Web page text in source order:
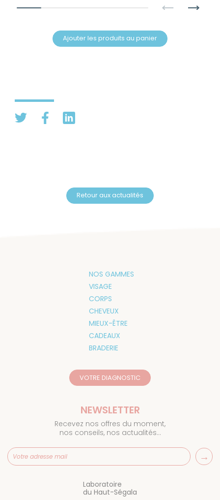
du
Ajouter les produits au panier
Retour aux actualités
VOTRE DIAGNOSTIC
NOS GAMMES
VISAGE
CORPS
CHEVEUX
MIEUX-ÊTRE
CADEAUX
BRADERIE
Laboratoire
du Haut-Ségala
NEWSLETTER
Recevez nos offres du moment,
nos conseils, nos actualités…